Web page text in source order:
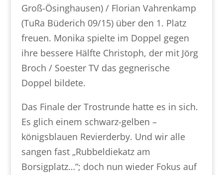
Groß-Ösinghausen) / Florian Vahrenkamp
(TuRa Büderich 09/15) über den 1. Platz
freuen. Monika spielte im Doppel gegen
ihre bessere Hälfte Christoph, der mit Jörg
Broch / Soester TV das gegnerische
Doppel bildete.
Das Finale der Trostrunde hatte es in sich.
Es glich einem schwarz-gelben –
königsblauen Revierderby. Und wir alle
sangen fast „Rubbeldiekatz am
Borsigplatz…“; doch nun wieder Fokus auf